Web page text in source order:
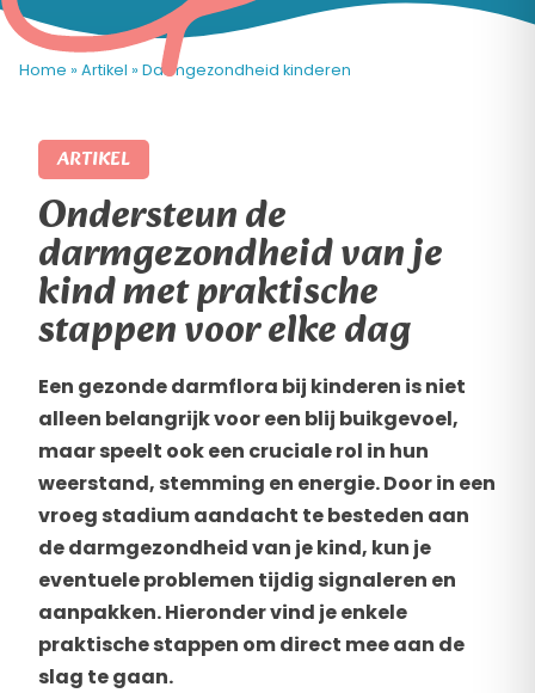
Home » Artikel » Darmgezondheid kinderen
ARTIKEL
Ondersteun de
darmgezondheid van je
kind met praktische
stappen voor elke dag
Een gezonde darmflora bij kinderen is niet
alleen belangrijk voor een blij buikgevoel,
maar speelt ook een cruciale rol in hun
weerstand, stemming en energie. Door in een
vroeg stadium aandacht te besteden aan
de darmgezondheid van je kind, kun je
eventuele problemen tijdig signaleren en
aanpakken. Hieronder vind je enkele
praktische stappen om direct mee aan de
slag te gaan.